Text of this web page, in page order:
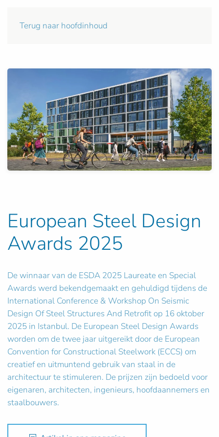
Terug naar hoofdinhoud
European Steel Design
Awards 2025
De winnaar van de ESDA 2025 Laureate en Special
Awards werd bekendgemaakt en gehuldigd tijdens de
International Conference & Workshop On Seismic
Design Of Steel Structures And Retrofit op 16 oktober
2025 in Istanbul. De European Steel Design Awards
worden om de twee jaar uitgereikt door de European
Convention for Constructional Steelwork (ECCS) om
creatief en uitmuntend gebruik van staal in de
architectuur te stimuleren. De prijzen zijn bedoeld voor
eigenaren, architecten, ingenieurs, hoofdaannemers en
staalbouwers.